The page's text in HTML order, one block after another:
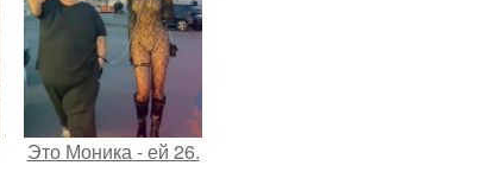
Это Моника - ей 26.